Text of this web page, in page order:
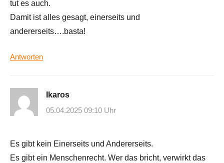
tut es auch.
Damit ist alles gesagt, einerseits und
andererseits….basta!
Antworten
Ikaros
05.04.2025 09:10 Uhr
Es gibt kein Einerseits und Andererseits.
Es gibt ein Menschenrecht. Wer das bricht, verwirkt das